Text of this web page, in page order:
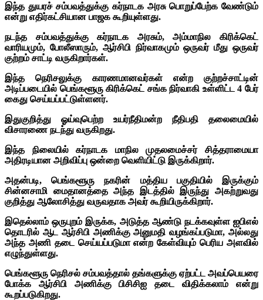
இந்த துயரச் சம்பவத்துக்கு கர்நாடக அரசு பொறுப்பேற்க வேண்டும்
என்று எதிர்கட்சியான பாஜக கூறியுள்ளது.
நடந்த சம்பவத்துக்கு கர்நாடக அரசும், அம்மாநில கிரிக்கெட்
வாரியமும், போலீஸாரும், ஆர்சிபி நிர்வாகமும் ஒருவர் மீது ஒருவர்
குற்றம் சாட்டி வருகிறார்கள்.
இந்த நெரிசலுக்கு காரணமானவர்கள் என்ற குற்றச்சாட்டின்
அடிப்படையில் பெங்களூரு கிரிக்கெட் சங்க நிர்வாகி உள்ளிட்ட 4 பேர்
கைது செய்யப்பட்டுள்ளனர்.
இதுகுறித்து ஓய்வுபெற்ற உயர்நீதிமன்ற நீதிபதி தலைமையில்
விசாரணை நடந்து வருகிறது.
இந்த நிலையில் கர்நாடக மாநில முதலமைச்சர் சித்தராமையா
அதிரடியான அறிவிப்பு ஒன்றை வெளியிட்டு இருக்கிறார்.
அதன்படி, பெங்களூரு நகரின் மத்திய பகுதியில் இருக்கும்
சின்னசாமி மைதானத்தை அந்த இடத்தில் இருந்து அகற்றுவது
குறித்து ஆலோசித்து வருவதாக அவர் கூறியிருக்கிறார்.
இதெல்லாம் ஒருபுறம் இருக்க, அடுத்த ஆண்டு நடக்கவுள்ள ஐபிஎல்
தொடரில் ஆட ஆர்சிபி அணிக்கு அனுமதி வழங்கப்படுமா, அல்லது
அந்த அணி தடை செய்யப்படுமா என்ற கேள்வியும் பெரிய அளவில்
எழுந்துள்ளது.
பெங்களூரு நெரிசல் சம்பவத்தால் தங்களுக்கு ஏற்பட்ட அவப்பெயரை
போக்க ஆர்சிபி அணிக்கு பிசிசிஐ தடை விதிக்கலாம் என்று
கூறப்படுகிறது.